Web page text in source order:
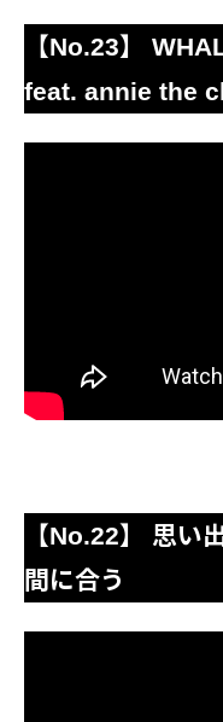
【No.23】
feat. annie the
【No.22】 思い
間に合う